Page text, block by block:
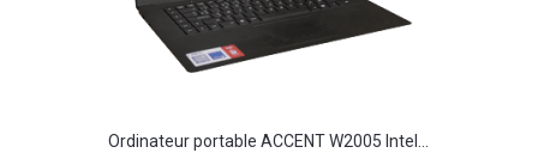
Ordinateur portable ACCENT W2005 Intel...